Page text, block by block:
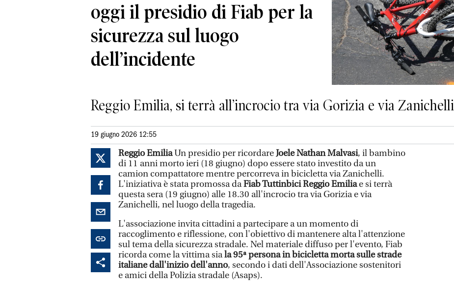
oggi il presidio di Fiab per la
sicurezza sul luogo
dell’incidente
Reggio Emilia, si terrà all’incrocio tra via Gorizia e via Zanichelli
19 giugno 2026 12:55
Reggio EmiliaUn presidio per ricordareJoele Nathan Malvasi, il bambino
di 11 anni morto ieri (18 giugno) dopo essere stato investito da un
camion compattatore mentre percorreva in bicicletta via Zanichelli.
L'iniziativa è stata promossa daFiab Tuttinbici Reggio Emiliae si terrà
questa sera (19 giugno) alle 18.30 all'incrocio tra via Gorizia e via
Zanichelli, nel luogo della tragedia.
L'associazione invita cittadini a partecipare a un momento di
raccoglimento e riflessione, con l'obiettivo di mantenere alta l'attenzione
sul tema della sicurezza stradale. Nel materiale diffuso per l'evento, Fiab
ricorda come la vittima siala 95ª persona in bicicletta morta sulle strade
italiane dall'inizio dell'anno, secondo i dati dell'Associazione sostenitori
e amici della Polizia stradale (Asaps).